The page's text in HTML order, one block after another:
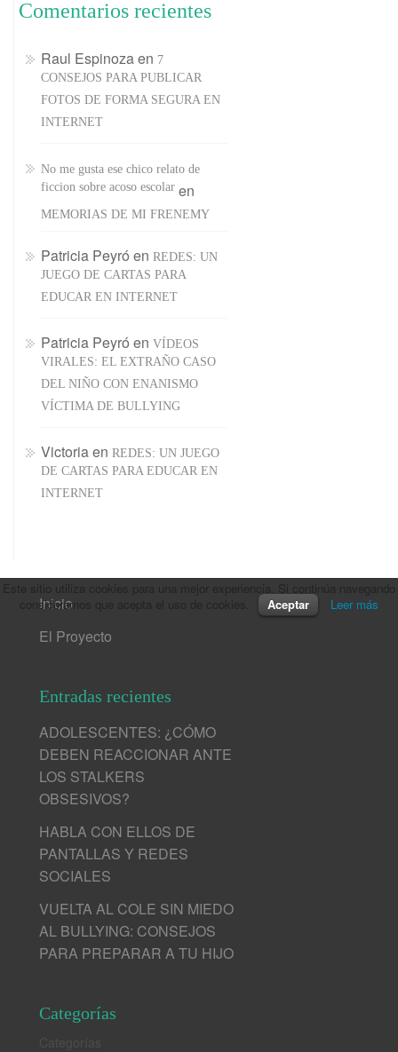
Comentarios recientes
Raul Espinozaen 7
CONSEJOS PARA PUBLICAR
FOTOS DE FORMA SEGURA EN
INTERNET
No me gusta ese chico relato de
ficcion sobre acoso escolaren
MEMORIAS DE MI FRENEMY
Patricia Peyró en REDES: UN
JUEGO DE CARTAS PARA
EDUCAR EN INTERNET
Patricia Peyró en VÍDEOS
VIRALES: EL EXTRAÑO CASO
DEL NIÑO CON ENANISMO
VÍCTIMA DE BULLYING
Victoriaen REDES: UN JUEGO
DE CARTAS PARA EDUCAR EN
INTERNET
Inicio
El Proyecto
Entradas recientes
ADOLESCENTES: ¿CÓMO
DEBEN REACCIONAR ANTE
LOS STALKERS
OBSESIVOS?
HABLA CON ELLOS DE
PANTALLAS Y REDES
SOCIALES
VUELTA AL COLE SIN MIEDO
AL BULLYING: CONSEJOS
PARA PREPARAR A TU HIJO
Categorías
consideramos que acepta el uso de cookies.
Aceptar Leer más